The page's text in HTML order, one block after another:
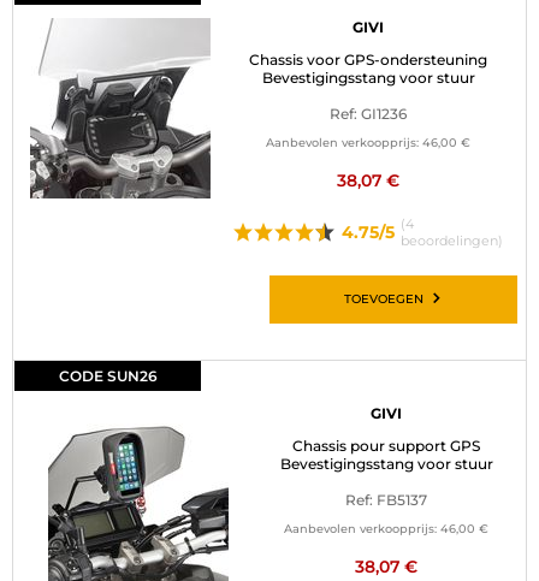
GIVI
Chassis voor GPS-ondersteuning
Bevestigingsstang voor stuur
Ref: GI1236
Aanbevolen verkoopprijs: 46,00 €
38,07 €
4.75/5 (4
beoordelingen)
TOEVOEGEN
CODE SUN26
GIVI
Chassis pour support GPS
Bevestigingsstang voor stuur
Ref: FB5137
Aanbevolen verkoopprijs: 46,00 €
38,07 €